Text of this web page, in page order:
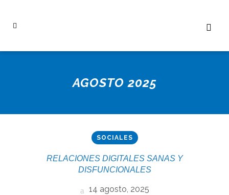
AGOSTO 2025
SOCIALES
RELACIONES DIGITALES SANAS Y
DISFUNCIONALES
14 agosto, 2025